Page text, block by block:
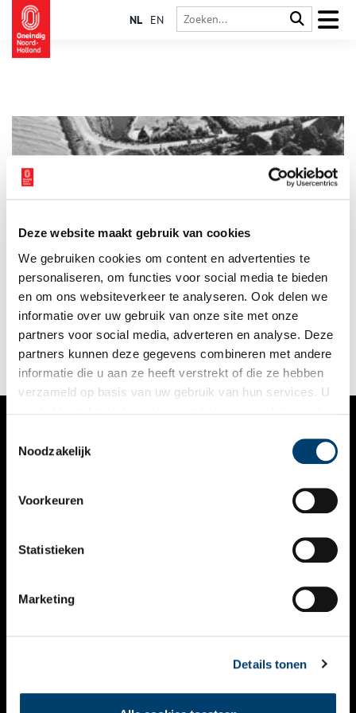
Deze website maakt gebruik van cookies
We gebruiken cookies om content en advertenties te
personaliseren, om functies voor social media te bieden
en om ons websiteverkeer te analyseren. Ook delen we
informatie over uw gebruik van onze site met onze
partners voor social media, adverteren en analyse. Deze
partners kunnen deze gegevens combineren met andere
informatie die u aan ze heeft verstrekt of die ze hebben
verzameld op basis van uw gebruik van hun services. U
Noodzakelijk
Voorkeuren
Statistieken
Marketing
Details tonen
NL EN
Aan de Koningspade in Hoogwoud staat naast
museumboerderij West-Frisia een kapelletje. Het staat er ter
nagedachtenis aan Willem II: graaf van Holland, Roomskoning
en aanstaande keizer van het Heilige Roomse Rijk. Begin 1256
werd hij vermoord door een groepje West-Friese boeren.
VERHALEN
KALENDER
THEMA’S
VIDEO’S
CONTACT